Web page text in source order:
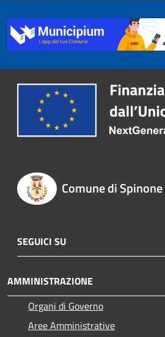
Comune di
SEGUICI SU
AMMINISTRAZIONE
Organi di Governo
Aree Amministrative